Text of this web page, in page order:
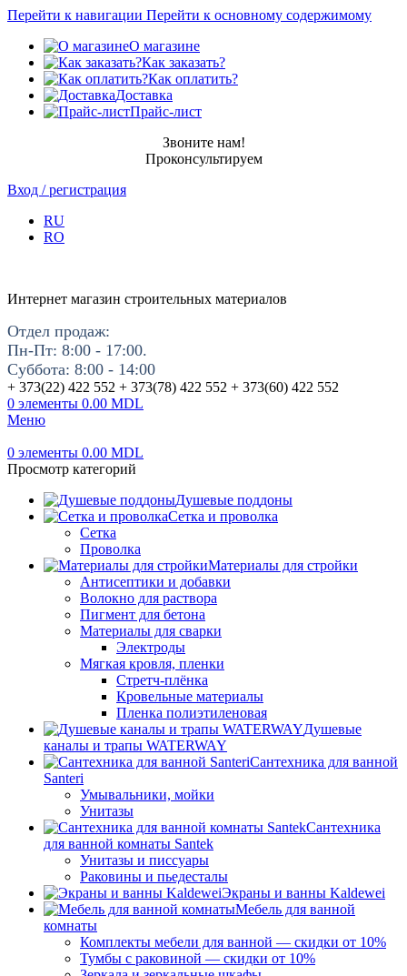
Перейти к навигации Перейти к основному содержимому
О магазине
Как заказать?
Как оплатить?
Доставка
Прайс-лист
Звоните нам!
Проконсультируем
Вход / регистрация
RU
RO
Интернет магазин строительных материалов
Отдел продаж:
Пн-Пт: 8:00 - 17:00.
Суббота: 8:00 - 14:00
+ 373(22) 422 552 + 373(78) 422 552 + 373(60) 422 552
0 элементы 0.00 MDL
Меню
0 элементы 0.00 MDL
Просмотр категорий
Душевые поддоны
Сетка и проволка
Сетка
Проволка
Материалы для стройки
Антисептики и добавки
Волокно для раствора
Пигмент для бетона
Материалы для сварки
Электроды
Мягкая кровля, пленки
Стретч-плёнка
Кровельные материалы
Пленка полиэтиленовая
Душевые
каналы и трапы WATERWAY
Сантехника для ванной
Santeri
Умывальники, мойки
Унитазы
Сантехника
для ванной комнаты Santek
Унитазы и писсуары
Раковины и пьедесталы
Экраны и ванны Kaldewei
Мебель для ванной
комнаты
Комплекты мебели для ванной — скидки от 10%
Тумбы с раковиной — скидки от 10%